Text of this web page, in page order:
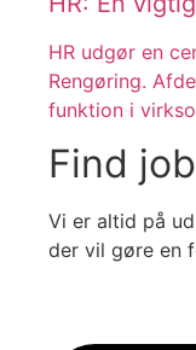
HR udgør en
Rengøring.
funktion i
Find job
Vi er altid på
der vil gøre en